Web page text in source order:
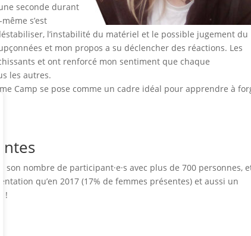
seconde durant
s’est
l’instabilité du matériel et le possible jugement du
et mon propos a su déclencher des réactions. Les
et ont renforcé mon sentiment que chaque
les autres.
Camp se pose comme un cadre idéal pour apprendre à
nombre de participant·e·s avec plus de 700 personnes,
qu’en 2017 (17% de femmes présentes) et aussi un
!